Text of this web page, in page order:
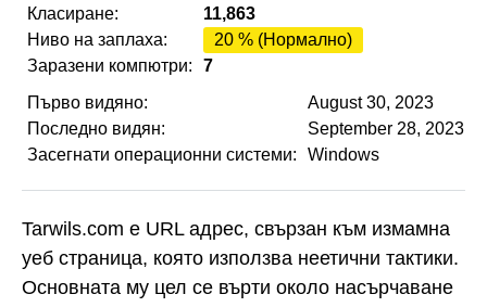
Класиране:
11,863
Ниво на заплаха:
20 % (Нормално)
Заразени компютри:
7
Първо видяно:
August 30, 2023
Последно видян:
September 28, 2023
Засегнати операционни системи:
Windows
Tarwils.com е URL адрес, свързан към измамна
уеб страница, която използва неетични тактики.
Основната му цел се върти около насърчаване